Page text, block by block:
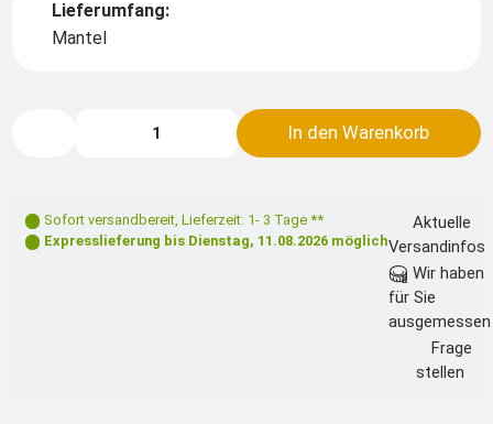
Lieferumfang:
Mantel
In den Warenkorb
Sofort versandbereit, Lieferzeit: 1- 3 Tage **
Expresslieferung bis Dienstag, 11.08.2026 möglich
Aktuelle
Versandinfos
für Sie
ausgemessen
Frage
stellen